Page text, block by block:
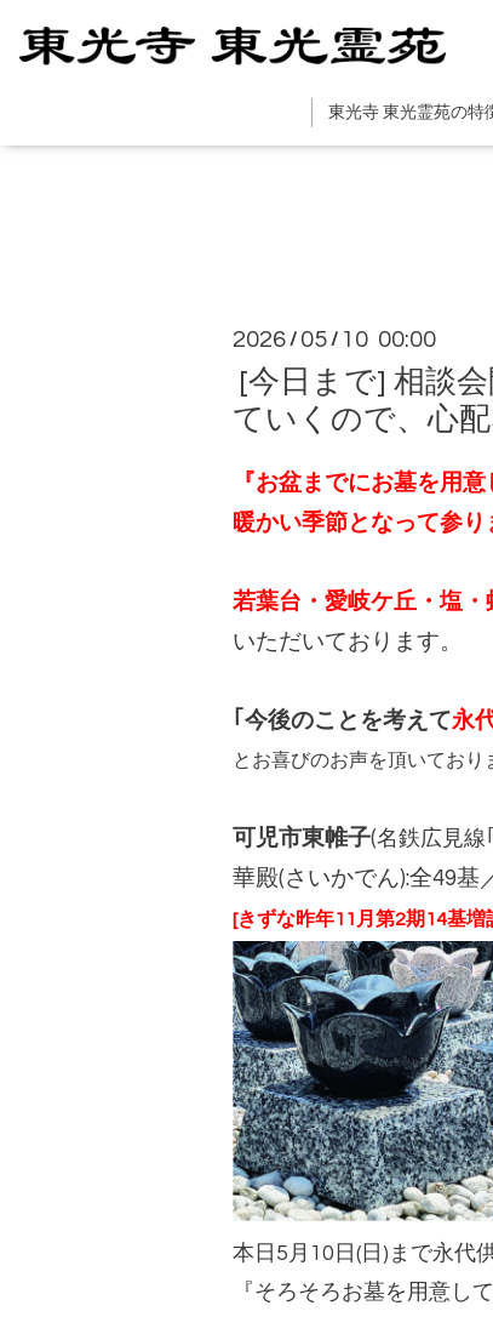
東光寺 東光霊苑の特
2026 / 05 / 10 00:00
[今日まで] 相談
ていくので、心
『お盆までにお墓を用
暖かい季節となって参り
若葉台・愛岐ケ丘・塩
いただいております。
｢今後のことを考えて永
とお喜びのお声を頂いており
可児市東帷子(名鉄広見線
華殿(さいかでん):全49基
[きずな昨年11月第2期14基
本日5月10日(日)まで永代
『そろそろお墓を用意し